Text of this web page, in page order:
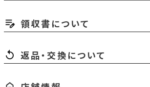
領収書について
返品・交換について